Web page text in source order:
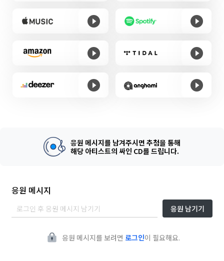
응원 메시지를 남겨주시면 추첨을 통해
해당 아티스트의 싸인 CD를 드립니다.
응원 메시지
응원 남기기
응원 메시지를 보려면 로그인이 필요해요.